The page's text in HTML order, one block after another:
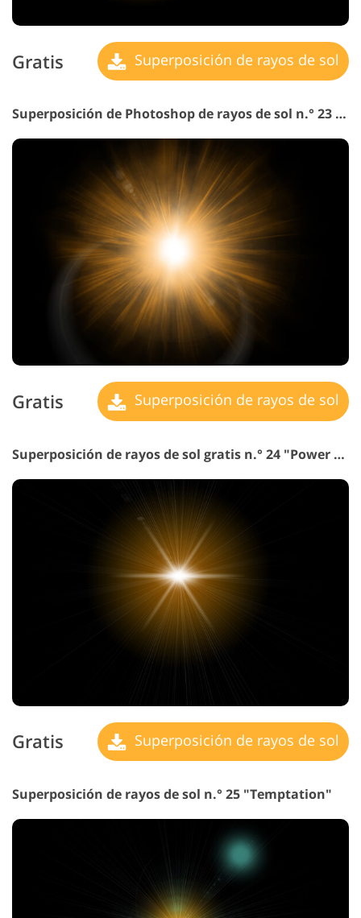
Gratis Superposición de rayos de sol
Superposición de Photoshop de rayos de sol n.° 23 "Ancient Times"
Gratis Superposición de rayos de sol
Superposición de rayos de sol gratis n.° 24 "Power Splash"
Gratis Superposición de rayos de sol
Superposición de rayos de sol n.° 25 "Temptation"